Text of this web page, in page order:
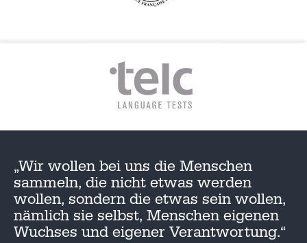
„Wir wollen bei uns die Menschen
sammeln, die nicht etwas werden
wollen, sondern die etwas sein wollen,
nämlich sie selbst, Menschen eigenen
Wuchses und eigener Verantwortung.“